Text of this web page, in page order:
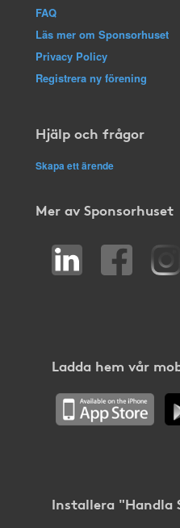
FAQ
Läs mer om Sponsorhuset
Privacy Policy
Registrera ny förening
Hjälp och frågor
Skapa ett ärende
Mer av Sponsorhuset
Ladda hem vår
Installera "Handla